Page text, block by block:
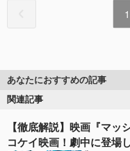
1
あなたにおすすめの記事
関連記事
【徹底解説】映画『マッ
コケイ映画！劇中に登場